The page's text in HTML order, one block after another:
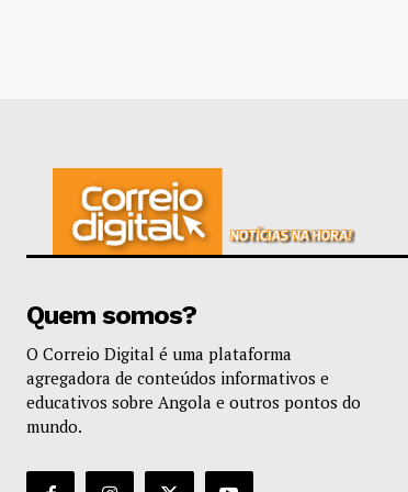
Quem somos?
O Correio Digital é uma plataforma
agregadora de conteúdos informativos e
educativos sobre Angola e outros pontos do
mundo.